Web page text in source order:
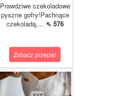
Prawdziwe czekoladowe
pyszne gofry!Pachnące
czekoladą,... ⇖ 576
Zobacz przepis!